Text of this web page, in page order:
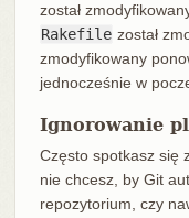
został
Rakefile został
zmodyfikowany
jednocześnie w
Ignorowanie
Często spotkasz się
nie chcesz, by Git
repozytorium, czy